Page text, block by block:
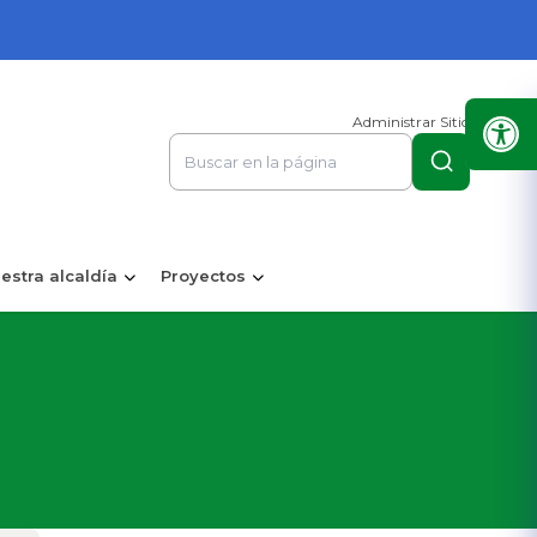
Administrar Sitio
alcaldía Proyectos